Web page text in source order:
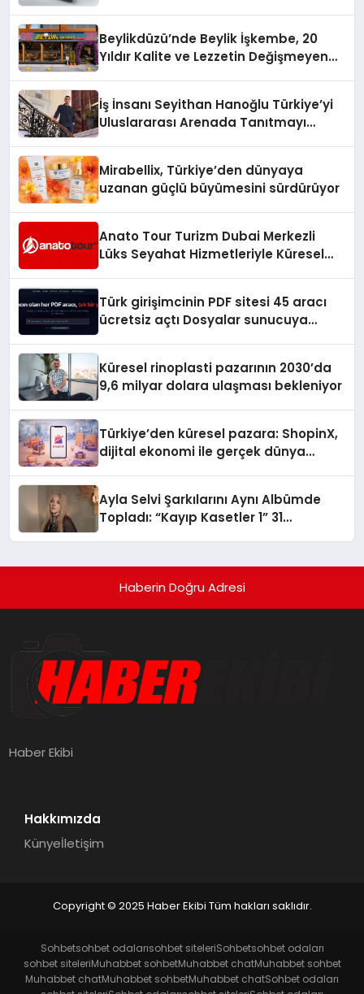
Beylikdüzü’nde Beylik İşkembe, 20
Yıldır Kalite ve Lezzetin Değişmeyen
İş İnsanı Seyithan Hanoğlu Türkiye’yi
Uluslararası Arenada Tanıtmayı
Mirabellix, Türkiye’den dünyaya
uzanan güçlü büyümesini sürdürüyor
Anato Tour Turizm Dubai Merkezli
Lüks Seyahat Hizmetleriyle Küresel
Türk girişimcinin PDF sitesi 45 aracı
ücretsiz açtı Dosyalar sunucuya
Küresel rinoplasti pazarının 2030’da
9,6 milyar dolara ulaşması bekleniyor
Türkiye’den küresel pazara: ShopinX,
dijital ekonomi ile gerçek dünya
Ayla Selvi Şarkılarını Aynı Albümde
Topladı: “Kayıp Kasetler 1” 31
Haberin Doğru Adresi
Haber Ekibi
Hakkımızda
Künyeİletişim
Copyright © 2025 Haber Ekibi Tüm hakları saklıdır.
Sohbetsohbet odalarısohbet siteleriSohbetsohbet odaları
sohbet siteleriMuhabbet sohbetMuhabbet chatMuhabbet sohbet
Muhabbet chatMuhabbet sohbetMuhabbet chatSohbet odaları